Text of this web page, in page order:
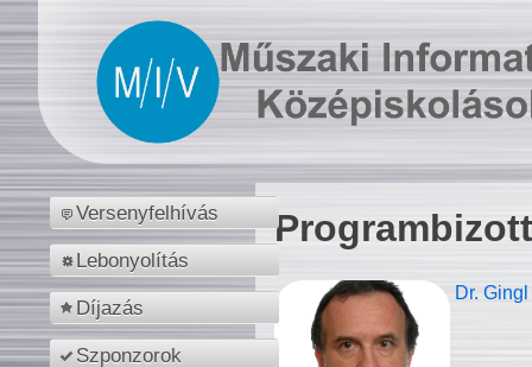
Versenyfelhívás
Lebonyolítás
Díjazás
Szponzorok
Dr.